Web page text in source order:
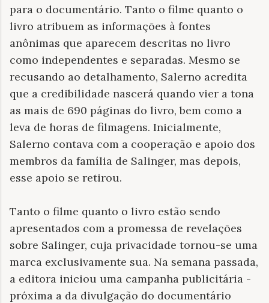
para o documentário. Tanto o filme quanto o
livro atribuem as informações à fontes
anônimas que aparecem descritas no livro
como independentes e separadas. Mesmo se
recusando ao detalhamento, Salerno acredita
que a credibilidade nascerá quando vier a tona
as mais de 690 páginas do livro, bem como a
leva de horas de filmagens. Inicialmente,
Salerno contava com a cooperação e apoio dos
membros da família de Salinger, mas depois,
esse apoio se retirou.
Tanto o filme quanto o livro estão sendo
apresentados com a promessa de revelações
sobre Salinger, cuja privacidade tornou-se uma
marca exclusivamente sua. Na semana passada,
a editora iniciou uma campanha publicitária -
próxima a da divulgação do documentário